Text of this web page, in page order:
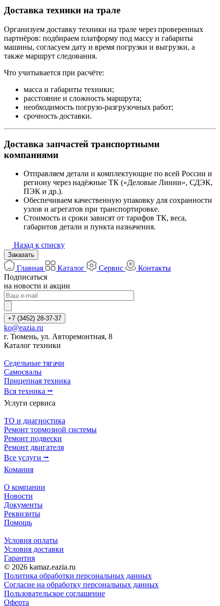
Доставка техники на трале
Организуем доставку техники на трале через проверенных
партнёров: подбираем платформу под массу и габариты
машины, согласуем дату и время погрузки и выгрузки, а
также маршрут следования.
Что учитывается при расчёте:
масса и габариты техники;
расстояние и сложность маршрута;
необходимость погрузо-разгрузочных работ;
срочность доставки.
Доставка запчастей транспортными
компаниями
Отправляем детали и комплектующие по всей России и
региону через надёжные ТК («Деловые Линии», СДЭК,
ПЭК и др.).
Обеспечиваем качественную упаковку для сохранности
узлов и агрегатов при транспортировке.
Стоимость и сроки зависят от тарифов ТК, веса,
габаритов детали и пункта назначения.
Назад к списку
Заказать
Главная Каталог Сервис
Контакты
Подписаться
на новости и акции
+7 (3452) 28-37-37
ko@eazia.ru
г. Тюмень, ул. Авторемонтная, 8
Каталог техники
Седельные тягачи
Самосвалы
Прицепная техника
Вся техника ⭢
Услуги сервиса
ТО и диагностика
Ремонт тормозной системы
Ремонт подвески
Ремонт двигателя
Все услуги ⭢
Комания
О компании
Новости
Документы
Реквизиты
Помощь
Условия оплаты
Условия доставки
Гарантия
© 2026 kamaz.eazia.ru
Политика обработки персональных данных
Согласие на обработку персональных данных
Пользовательское соглашение
Оферта